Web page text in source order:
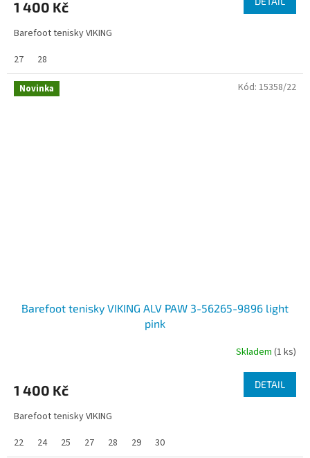
1 400 Kč
Barefoot tenisky VIKING
27
28
Novinka
Barefoot tenisky VIKING ALV PAW 3-56265-9896 light
pink
Skladem (1 ks)
1 400 Kč DETAIL
Barefoot tenisky VIKING
22
24 25 27 28 29 30
Kód: 15358/22